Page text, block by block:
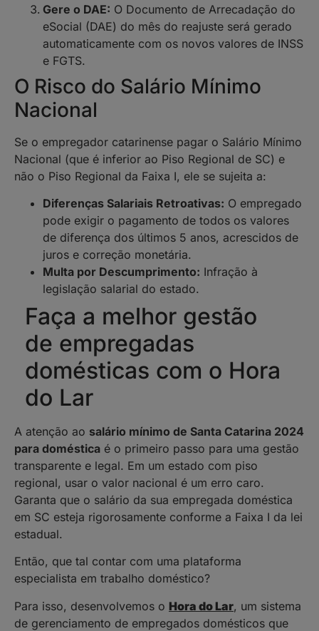
Gere o DAE: O Documento de Arrecadação do
eSocial (DAE) do mês do reajuste será gerado
automaticamente com os novos valores de INSS
e FGTS.
O Risco do Salário Mínimo
Nacional
Se o empregador catarinense pagar o Salário Mínimo
Nacional (que é inferior ao Piso Regional de SC) e
não o Piso Regional da Faixa I, ele se sujeita a:
Diferenças Salariais Retroativas: O empregado
pode exigir o pagamento de todos os valores
de diferença dos últimos 5 anos, acrescidos de
juros e correção monetária.
Multa por Descumprimento: Infração à
legislação salarial do estado.
Faça a melhor gestão
de empregadas
domésticas com o Hora
do Lar
A atenção ao salário mínimo de Santa Catarina 2024
para doméstica é o primeiro passo para uma gestão
transparente e legal. Em um estado com piso
regional, usar o valor nacional é um erro caro.
Garanta que o salário da sua empregada doméstica
em SC esteja rigorosamente conforme a Faixa I da lei
estadual.
Então, que tal contar com uma plataforma
especialista em trabalho doméstico?
Para isso, desenvolvemos o Hora do Lar, um sistema
de gerenciamento de empregados domésticos que